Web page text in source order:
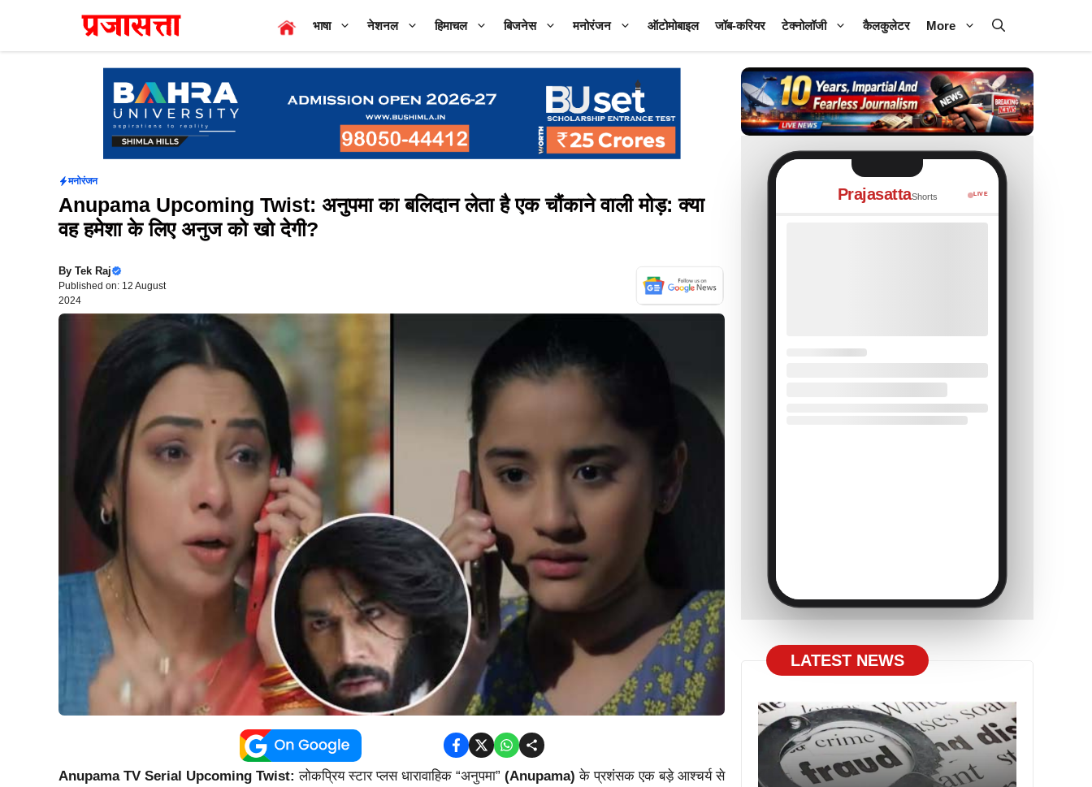
content
भाषा नेशनल हिमाचल बिजनेस मनोरंजन ऑटोमोबाइल जॉब-करियर टेक्नोलॉजी कैलकुलेटर More
मनोरंजन
Anupama Upcoming Twist: अनुपमा का बलिदान लेता है एक चौंकाने वाली मोड़: क्या
वह हमेशा के लिए अनुज को खो देगी?
By Tek Raj
Published on: 12 August
2024
Anupama TV Serial Upcoming Twist: लोकप्रिय स्टार प्लस धारावाहिक “अनुपमा” (Anupama) के प्रशंसक एक बड़े आश्चर्य से
PrajasattaShorts LIVE
LATEST NEWS